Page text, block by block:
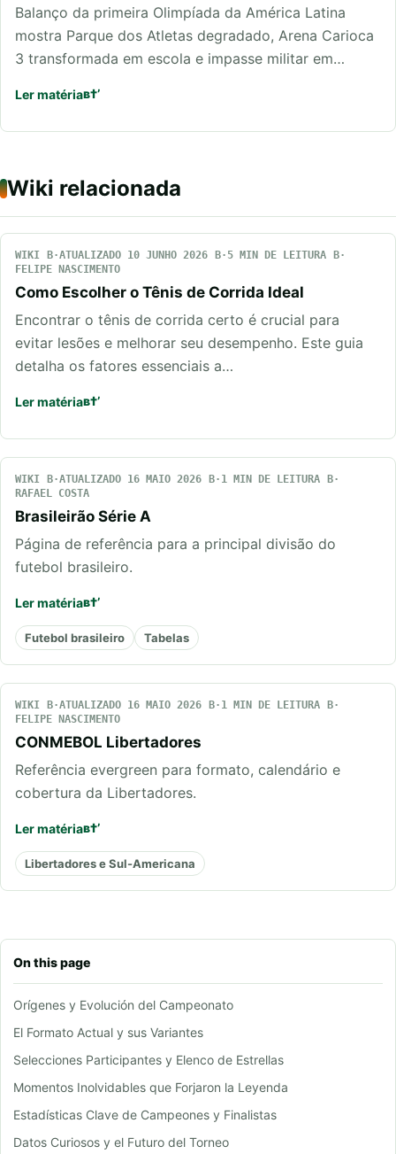
On this page
Orígenes y Evolución del Campeonato
El Formato Actual y sus Variantes
Selecciones Participantes y Elenco de Estrellas
Momentos Inolvidables que Forjaron la Leyenda
Estadísticas Clave de Campeones y Finalistas
Datos Curiosos y el Futuro del Torneo
Balanço da primeira Olimpíada da América Latina
mostra Parque dos Atletas degradado, Arena Carioca
3 transformada em escola e impasse militar em…
Ler matéria
Wiki relacionada
WIKI ATUALIZADO 10 JUNHO 2026
5 MIN DE LEITURA
FELIPE NASCIMENTO
Como Escolher o Tênis de Corrida Ideal
Encontrar o tênis de corrida certo é crucial para
evitar lesões e melhorar seu desempenho. Este guia
detalha os fatores essenciais a…
Ler matéria
WIKI ATUALIZADO 16 MAIO 2026
1 MIN DE LEITURA
RAFAEL COSTA
Brasileirão Série A
Página de referência para a principal divisão do
futebol brasileiro.
Ler matéria
Futebol brasileiro Tabelas
WIKI ATUALIZADO 16 MAIO 2026
1 MIN DE LEITURA
FELIPE NASCIMENTO
CONMEBOL Libertadores
Referência evergreen para formato, calendário e
cobertura da Libertadores.
Ler matéria
Libertadores e Sul-Americana